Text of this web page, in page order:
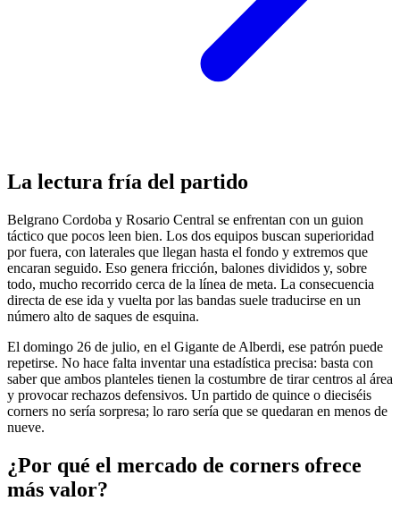
La lectura fría del partido
Belgrano Cordoba y Rosario Central se enfrentan con un guion
táctico que pocos leen bien. Los dos equipos buscan superioridad
por fuera, con laterales que llegan hasta el fondo y extremos que
encaran seguido. Eso genera fricción, balones divididos y, sobre
todo, mucho recorrido cerca de la línea de meta. La consecuencia
directa de ese ida y vuelta por las bandas suele traducirse en un
número alto de saques de esquina.
El domingo 26 de julio, en el Gigante de Alberdi, ese patrón puede
repetirse. No hace falta inventar una estadística precisa: basta con
saber que ambos planteles tienen la costumbre de tirar centros al área
y provocar rechazos defensivos. Un partido de quince o dieciséis
corners no sería sorpresa; lo raro sería que se quedaran en menos de
nueve.
¿Por qué el mercado de corners ofrece
más valor?